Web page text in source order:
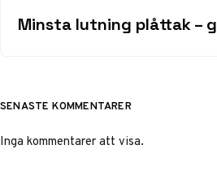
Minsta lutning plåttak –
SENASTE KOMMENTARER
Inga kommentarer att visa.